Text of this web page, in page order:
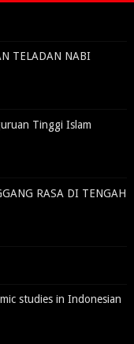
TELADAN NABI
Tinggi Islam
RASA DI TENGAH
studies in Indonesian